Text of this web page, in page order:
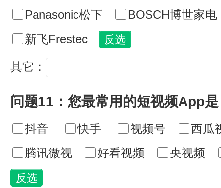
Panasonic松下
BOSCH博世家电
新飞Frestec
其它：
问题11：您最常用的短视频App
抖音 快手 视频号
西瓜
腾讯微视
好看视频 央视频